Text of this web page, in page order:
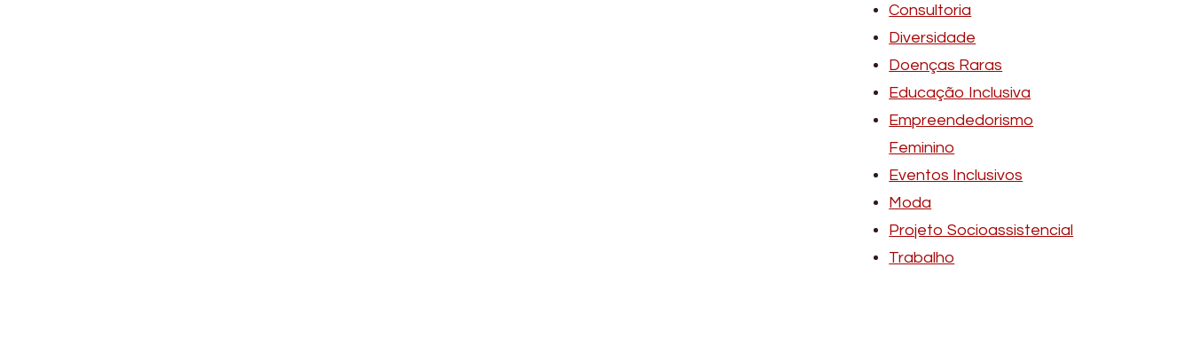
Consultoria
Diversidade
Doenças Raras
Educação Inclusiva
Empreendedorismo
Feminino
Eventos Inclusivos
Moda
Projeto Socioassistencial
Trabalho